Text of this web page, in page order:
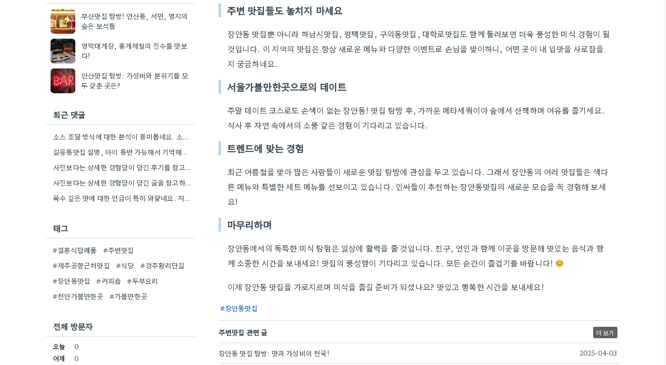
주변 맛집들도 놓치지 마세요
장안동 맛집뿐 아니라 하남시맛집, 평택맛집, 구의동맛집, 대학로맛집도 함께 둘러보면 더욱 풍성한 미식 경험이 될
것입니다. 이 지역의 맛집은 항상 새로운 메뉴와 다양한 이벤트로 손님을 맞이하니, 어떤 곳이 내 입맛을 사로잡을
지 궁금하네요.
서울가볼만한곳으로의 데이트
주말 데이트 코스로도 손색이 없는 장안동! 맛집 탐방 후, 가까운 메타세쿼이아 숲에서 산책하며 여유를 즐기세요.
식사 후 자연 속에서의 소풍 같은 경험이 기다리고 있습니다.
트렌드에 맞는 경험
최근 여름철을 맞아 많은 사람들이 새로운 맛집 탐방에 관심을 두고 있습니다. 그래서 장안동의 여러 맛집들은 색다
른 메뉴와 특별한 세트 메뉴를 선보이고 있습니다. 인싸들이 추천하는 장안동맛집의 새로운 모습을 꼭 경험해 보세
요!
마무리하며
장안동에서의 독특한 미식 탐험은 일상에 활력을 줄 것입니다. 친구, 연인과 함께 이곳을 방문해 맛있는 음식과 함
께 소중한 시간을 보내세요! 맛집의 풍성함이 기다리고 있습니다. 모든 순간이 즐겁기를 바랍니다!
이제 장안동 맛집을 가로지르며 미식을 즐길 준비가 되셨나요? 맛있고 행복한 시간을 보내세요!
장안동맛집
주변맛집 관련 글 더 보기
장안동 맛집 탐방: 맛과 가성비의 천국! 2025-04-03
부산맛집 탐방! 연산동, 서면, 명지의
숨은 보석들
영덕대게장, 홍게제철의 진수를 맛보
다!
안산맛집 탐방: 가성비와 분위기를 모
두 갖춘 곳은?
최근 댓글
소스 조달 방식에 대한 분석이 흥미롭네요. 소스 품질이 맛에 큰 영향을 주니까, 브랜드 선택할 때…
길음동맛집 설명, 아이 동반 가능해서 기억해뒀어요. 덕분에 다음 방문할 때 훨씬 수월할 것 같아요.
사진보다는 상세한 경험담이 담긴 후기를 참고하는 게 정말 공감되네요. 특히 어떤 점이 좋았고 아쉬웠는지 구체적으로…
사진보다는 상세한 경험담이 담긴 글을 참고하는 게 좋더라고요. 영화 상영회 경험이 기억에 남는다는 점이 흥미롭네요.
육수 깊은 맛에 대한 언급이 특히 와닿네요. 저도 음식을 먹을 때 육수의 깊은 맛을 중요하게…
태그
#결혼식답례품
#주변맛집
#제주공항근처맛집
#식당
#경주황리단길
#장안동맛집
#커피숍
#두부요리
#천안가볼만한곳
#가볼만한곳
전체 방문자
오늘
0
어제
0